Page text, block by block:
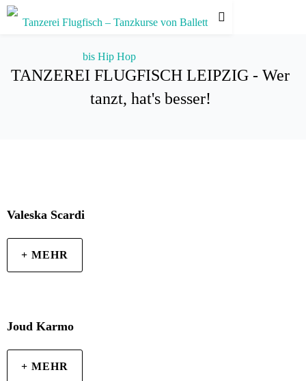
TANZEREI FLUGFISCH LEIPZIG - Wer
tanzt, hat's besser!
Valeska Scardi
+ MEHR
Joud Karmo
+ MEHR